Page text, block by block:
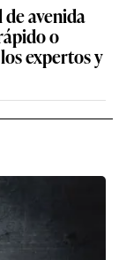
avenida
o
expertos y